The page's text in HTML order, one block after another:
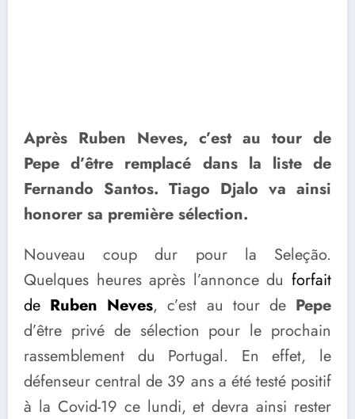
Après Ruben Neves, c’est au tour de
Pepe d’être remplacé dans la liste de
Fernando Santos. Tiago Djalo va ainsi
honorer sa première sélection.
Nouveau coup dur pour la Seleção.
Quelques heures après l’annonce du forfait
de Ruben Neves, c’est au tour de Pepe
d’être privé de sélection pour le prochain
rassemblement du Portugal. En effet, le
défenseur central de 39 ans a été testé positif
à la Covid-19 ce lundi, et devra ainsi rester